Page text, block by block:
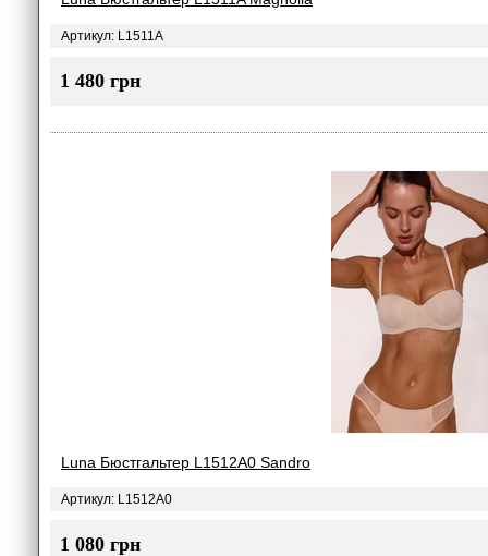
Артикул: L1511A
1 480 грн
Luna Бюстгальтер L1512A0 Sandro
Артикул: L1512A0
1 080 грн